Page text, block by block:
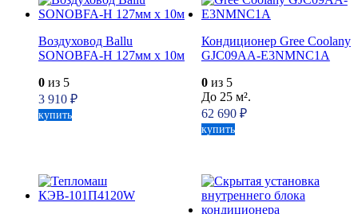
Воздуховод Ballu
SONOBFA-H 127мм х 10м
0 из 5
3 910 ₽
купить
Кондиционер Gree Coolany
GJC09AA-E3NMNC1A
0из 5
До 25 м².
62 690 ₽
купить